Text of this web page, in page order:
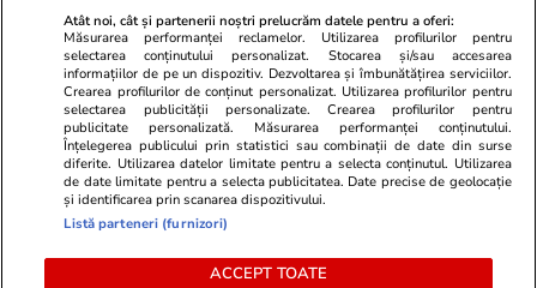
© 2026 Ringier Romania. Toate drepturile rezervate
Actualizare preferințe cookies
Atât noi, cât și partenerii noștri prelucrăm datele pentru a oferi:
Măsurarea performanței reclamelor. Utilizarea profilurilor pentru
selectarea conținutului personalizat. Stocarea și/sau accesarea
informațiilor de pe un dispozitiv. Dezvoltarea și îmbunătățirea serviciilor.
Crearea profilurilor de conținut personalizat. Utilizarea profilurilor pentru
selectarea publicității personalizate. Crearea profilurilor pentru
publicitate personalizată. Măsurarea performanței conținutului.
Înțelegerea publicului prin statistici sau combinații de date din surse
diferite. Utilizarea datelor limitate pentru a selecta conținutul. Utilizarea
de date limitate pentru a selecta publicitatea. Date precise de geolocație
și identificarea prin scanarea dispozitivului.
Listă parteneri (furnizori)
ACCEPT TOATE